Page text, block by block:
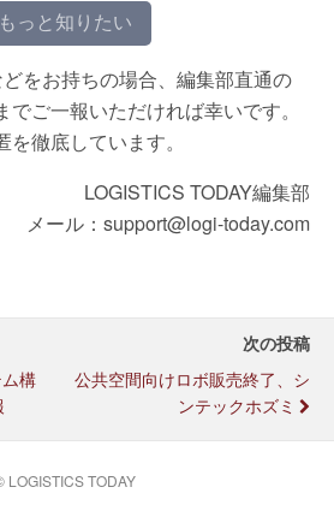
もっと知りたい
をお持ちの場合、編集部直通の
ご一報いただければ幸いです。
徹底しています。
LOGISTICS TODAY編集部
メール：support@logi-today.com
構
次の投稿
公共空間向けロボ販売終了、シ
ンテックホズミ
LOGISTICS TODAY